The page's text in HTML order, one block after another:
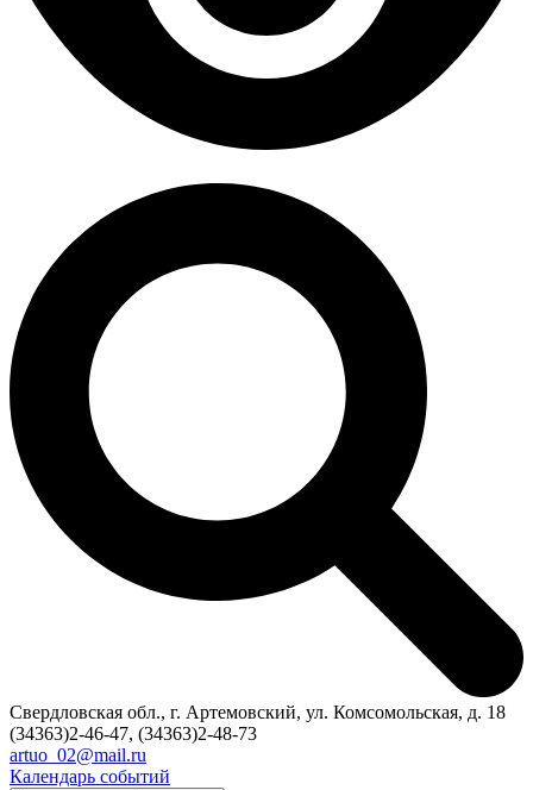
Свердловская обл., г. Артемовский, ул. Комсомольская, д. 18
(34363)2-46-47, (34363)2-48-73
artuo_02@mail.ru
Календарь событий